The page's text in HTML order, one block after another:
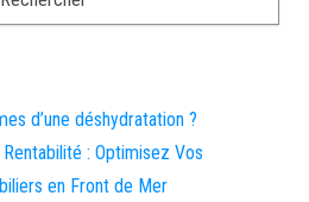
d’une déshydratation ?
: Optimisez Vos
en Front de Mer